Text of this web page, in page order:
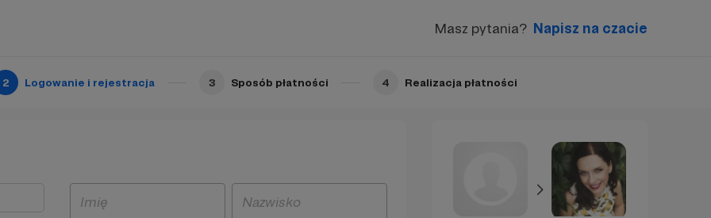
Masz pytania? Napisz na czacie
2 Logowanie i rejestracja 3 Sposób płatności 4 Realizacja płatności